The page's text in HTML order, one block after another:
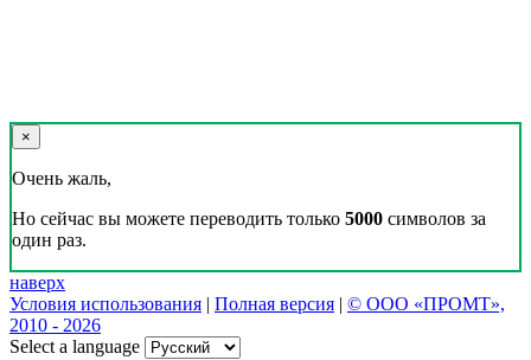
×
Очень жаль,
Но сейчас вы можете переводить только 5000 символов за
один раз.
наверх
Условия использования | Полная версия | © ООО «ПРОМТ»,
2010 - 2026
Select a language